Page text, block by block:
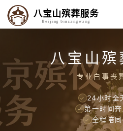
八宝山殡葬服务
Beijing binzangwang
八宝山殡
专业白事丧
✓ 24小时全
✓ 第一时间
✓ 全程陪